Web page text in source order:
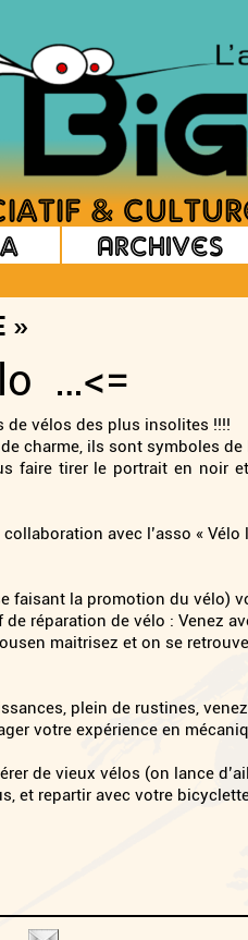
Archives
»
…<=
de vélos des plus insolites !!!!
charme, ils sont symboles de
faire tirer le portrait en
avec l’asso «
faisant la promotion du vélo)
réparation de vélo : Venez
maitrisez et on se
plein de rustines,
votre expérience en
de vieux vélos (on lance
et repartir avec votre